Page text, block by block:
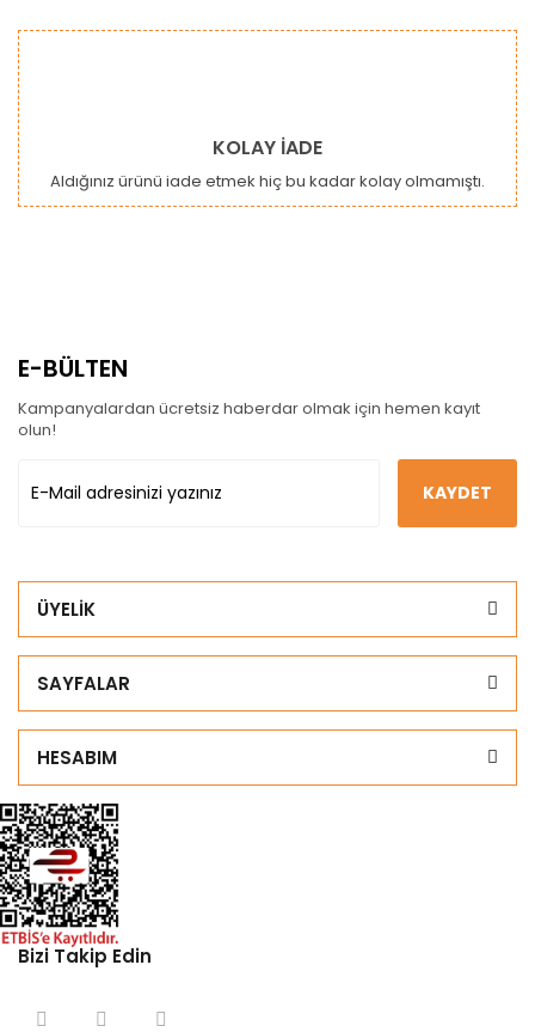
KOLAY İADE
Aldığınız ürünü iade etmek hiç bu kadar kolay olmamıştı.
E-BÜLTEN
Kampanyalardan ücretsiz haberdar olmak için hemen kayıt
olun!
KAYDET
ÜYELİK
SAYFALAR
HESABIM
Bizi Takip Edin